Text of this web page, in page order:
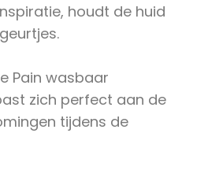
houdt de huid
Pain wasbaar
zich perfect aan de
tijdens de